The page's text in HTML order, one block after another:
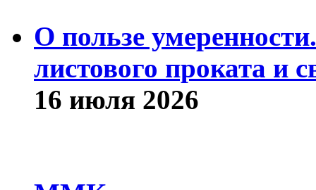
О пользе
листового проката и
16 июля 2026